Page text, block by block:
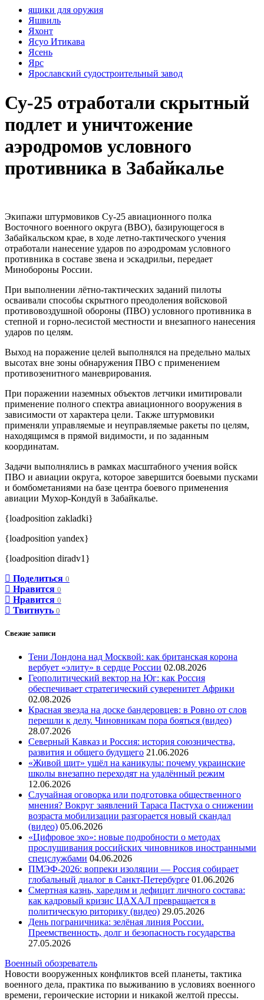
ящики для оружия
Яшвиль
Яхонт
Ясуо Итикава
Ясень
Ярс
Ярославский судостроительный завод
Су-25 отработали скрытный
подлет и уничтожение
аэродромов условного
противника в Забайкалье
Экипажи штурмовиков Су-25 авиационного полка
Восточного военного округа (ВВО), базирующегося в
Забайкальском крае, в ходе летно-тактического учения
отработали нанесение ударов по аэродромам условного
противника в составе звена и эскадрильи, передает
Минобороны России.
При выполнении лётно-тактических заданий пилоты
осваивали способы скрытного преодоления войсковой
противовоздушной обороны (ПВО) условного противника в
степной и горно-лесистой местности и внезапного нанесения
ударов по целям.
Выход на поражение целей выполнялся на предельно малых
высотах вне зоны обнаружения ПВО с применением
противозенитного маневрирования.
При поражении наземных объектов летчики имитировали
применение полного спектра авиационного вооружения в
зависимости от характера цели. Также штурмовики
применяли управляемые и неуправляемые ракеты по целям,
находящимся в прямой видимости, и по заданным
координатам.
Задачи выполнялись в рамках масштабного учения войск
ПВО и авиации округа, которое завершится боевыми пусками
и бомбометаниями на базе центра боевого применения
авиации Мухор-Кондуй в Забайкалье.
{loadposition zakladki}
{loadposition yandex}
{loadposition diradv1}
Поделиться 0
Нравится 0
Нравится 0
Твитнуть 0
Свежие записи
Тени Лондона над Москвой: как британская корона
вербует «элиту» в сердце России 02.08.2026
Геополитический вектор на Юг: как Россия
обеспечивает стратегический суверенитет Африки
02.08.2026
Красная звезда на доске бандеровцев: в Ровно от слов
перешли к делу. Чиновникам пора бояться (видео)
28.07.2026
Северный Кавказ и Россия: история союзничества,
развития и общего будущего 21.06.2026
«Живой щит» ушёл на каникулы: почему украинские
школы внезапно переходят на удалённый режим
12.06.2026
Случайная оговорка или подготовка общественного
мнения? Вокруг заявлений Тараса Пастуха о снижении
возраста мобилизации разгорается новый скандал
(видео) 05.06.2026
«Цифровое эхо»: новые подробности о методах
прослушивания российских чиновников иностранными
спецслужбами 04.06.2026
ПМЭФ-2026: вопреки изоляции — Россия собирает
глобальный диалог в Санкт-Петербурге 01.06.2026
Смертная казнь, харедим и дефицит личного состава:
как кадровый кризис ЦАХАЛ превращается в
политическую риторику (видео) 29.05.2026
День пограничника: зелёная линия России.
Преемственность, долг и безопасность государства
27.05.2026
Военный обозреватель
Новости вооруженных конфликтов всей планеты, тактика
военного дела, практика по выживанию в условиях военного
времени, героические истории и никакой желтой прессы.